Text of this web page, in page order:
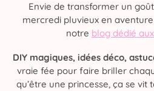
Envie de transformer un
mercredi pluvieux en
notre blog dédié
DIY magiques, idées déco,
vraie fée pour faire briller
qu’être une princesse, ça se vit